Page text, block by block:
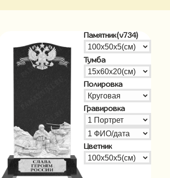
Памятник(v734)
Тумба
Полировка
Гравировка
Цветник